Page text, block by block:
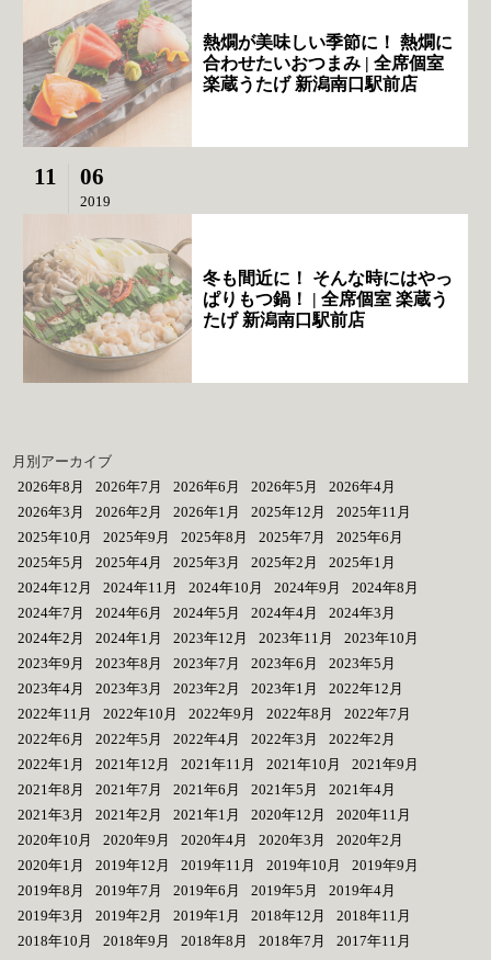
熱燗が美味しい季節に！ 熱燗に
合わせたいおつまみ | 全席個室
楽蔵うたげ 新潟南口駅前店
11 06
2019
冬も間近に！ そんな時にはやっ
ぱりもつ鍋！ | 全席個室 楽蔵う
たげ 新潟南口駅前店
月別アーカイブ
2026年8月
2026年7月 2026年6月 2026年5月
2026年4月
2026年3月
2026年2月 2026年1月 2025年12月
2025年11月
2025年10月
2025年9月 2025年8月 2025年7月
2025年6月
2025年5月
2025年4月 2025年3月 2025年2月
2025年1月
2024年12月
2024年11月 2024年10月 2024年9月
2024年8月
2024年7月
2024年6月 2024年5月 2024年4月
2024年3月
2024年2月
2024年1月 2023年12月 2023年11月
2023年10月
2023年9月
2023年8月 2023年7月 2023年6月
2023年5月
2023年4月
2023年3月 2023年2月 2023年1月
2022年12月
2022年11月
2022年10月 2022年9月 2022年8月
2022年7月
2022年6月
2022年5月 2022年4月 2022年3月
2022年2月
2022年1月
2021年12月 2021年11月 2021年10月
2021年9月
2021年8月
2021年7月 2021年6月 2021年5月
2021年4月
2021年3月
2021年2月 2021年1月 2020年12月
2020年11月
2020年10月
2020年9月 2020年4月 2020年3月
2020年2月
2020年1月
2019年12月 2019年11月 2019年10月
2019年9月
2019年8月
2019年7月 2019年6月 2019年5月
2019年4月
2019年3月
2019年2月 2019年1月 2018年12月
2018年11月
2018年10月
2018年9月 2018年8月 2018年7月 2017年11月